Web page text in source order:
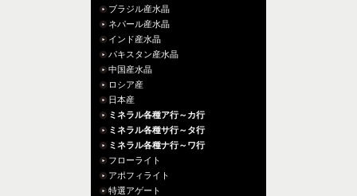
ブラジル産水晶
ネパール産水晶
インド産水晶
パキスタン産水晶
中国産水晶
ロシア産
日本産
ミネラル各種ア行～カ行
ミネラル各種サ行～タ行
ミネラル各種ナ行～ワ行
フローライト
アポフィライト
特選アゲート